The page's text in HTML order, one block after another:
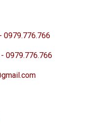
0979.776.766
0979.776.766